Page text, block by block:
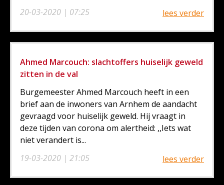
20-03-2020 | 07:25
lees verder
Ahmed Marcouch: slachtoffers huiselijk geweld
zitten in de val
19-03-2020 | 21:05
Burgemeester Ahmed Marcouch heeft in een
brief aan de inwoners van Arnhem de aandacht
gevraagd voor huiselijk geweld. Hij vraagt in
deze tijden van corona om alertheid: ,,Iets wat
niet verandert is...
lees verder